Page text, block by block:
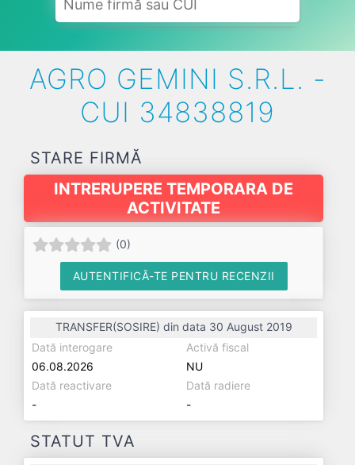
AGRO GEMINI S.R.L. -
CUI 34838819
STARE FIRMĂ
INTRERUPERE TEMPORARA DE
ACTIVITATE
(0)
AUTENTIFICĂ-TE PENTRU RECENZII
TRANSFER(SOSIRE) din data 30 August 2019
Dată interogare
06.08.2026
Activă fiscal
NU
Dată reactivare
-
Dată radiere
-
STATUT TVA